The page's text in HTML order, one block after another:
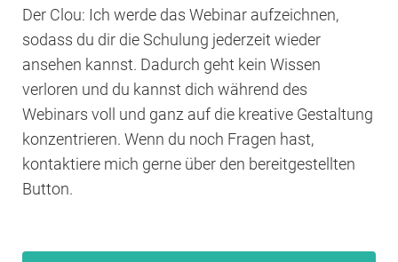
Der Clou: Ich werde das Webinar aufzeichnen,
sodass du dir die Schulung jederzeit wieder
ansehen kannst. Dadurch geht kein Wissen
verloren und du kannst dich während des
Webinars voll und ganz auf die kreative Gestaltung
konzentrieren. Wenn du noch Fragen hast,
kontaktiere mich gerne über den bereitgestellten
Button.